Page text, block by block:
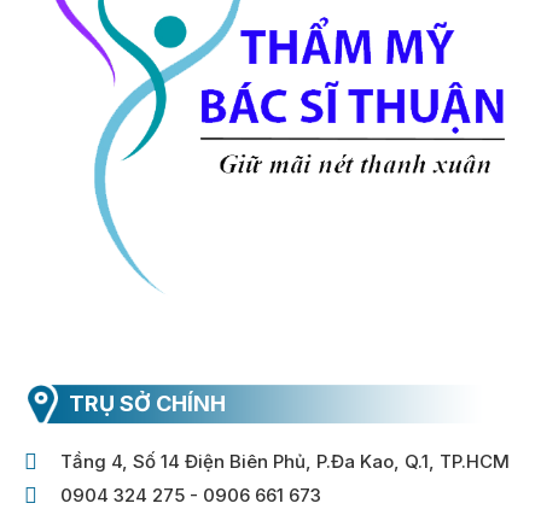
TRỤ SỞ CHÍNH
Tầng 4, Số 14 Điện Biên Phủ, P.Đa Kao, Q.1, TP.HCM
0904 324 275 - 0906 661 673